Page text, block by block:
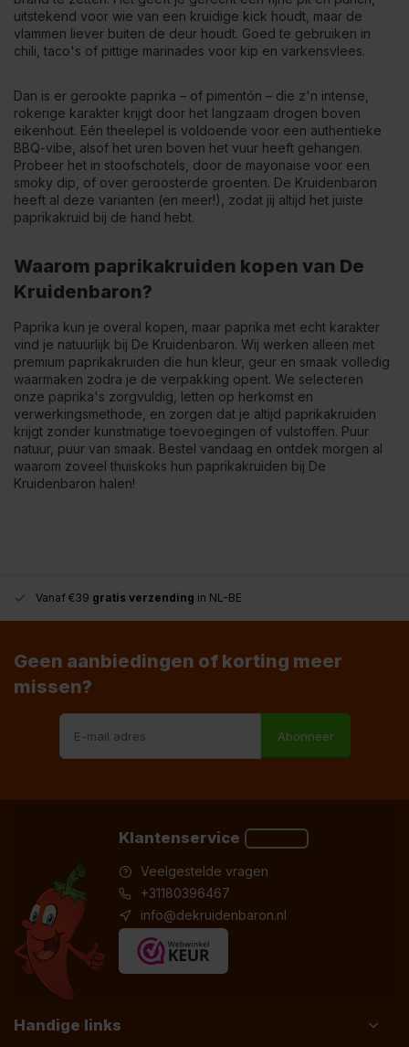
uitstekend voor wie van een kruidige kick houdt, maar de
vlammen liever buiten de deur houdt. Goed te gebruiken in
chili, taco's of pittige marinades voor kip en varkensvlees.
Dan is er gerookte paprika – of pimentón – die z'n intense,
rokerige karakter krijgt door het langzaam drogen boven
eikenhout. Eén theelepel is voldoende voor een authentieke
BBQ-vibe, alsof het uren boven het vuur heeft gehangen.
Probeer het in stoofschotels, door de mayonaise voor een
smoky dip, of over geroosterde groenten. De Kruidenbaron
heeft al deze varianten (en meer!), zodat jij altijd het juiste
paprikakruid bij de hand hebt.
Waarom paprikakruiden kopen van De
Kruidenbaron?
Paprika kun je overal kopen, maar paprika met echt karakter
vind je natuurlijk bij De Kruidenbaron. Wij werken alleen met
premium paprikakruiden die hun kleur, geur en smaak volledig
waarmaken zodra je de verpakking opent. We selecteren
onze paprika's zorgvuldig, letten op herkomst en
verwerkingsmethode, en zorgen dat je altijd paprikakruiden
krijgt zonder kunstmatige toevoegingen of vulstoffen. Puur
natuur, puur van smaak. Bestel vandaag en ontdek morgen al
waarom zoveel thuiskoks hun paprikakruiden bij De
Kruidenbaron halen!
Vanaf €39 gratis verzending in NL-BE
Geen aanbiedingen of korting meer
missen?
Abonneer
Klantenservice
Veelgestelde vragen
+31180396467
info@dekruidenbaron.nl
Handige links